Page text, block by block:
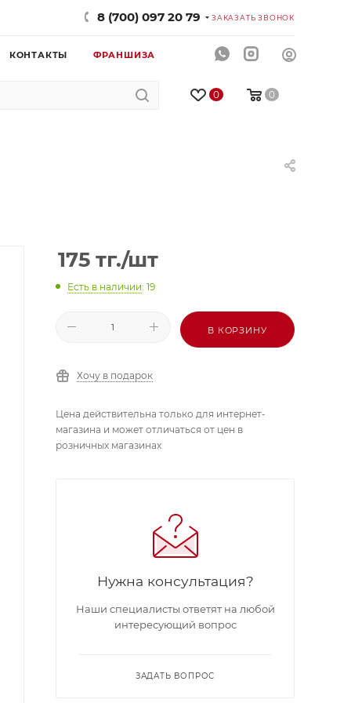
8 (700) 097 20 79 ЗАКАЗАТЬ ЗВОНОК
КОНТАКТЫ ФРАНШИЗА
0 0
175 тг./шт
Есть в наличии: 19
В КОРЗИНУ
Хочу в подарок
Цена действительна только для интернет-
магазина и может отличаться от цен в
розничных магазинах
Нужна консультация?
Наши специалисты ответят на любой
интересующий вопрос
ЗАДАТЬ ВОПРОС